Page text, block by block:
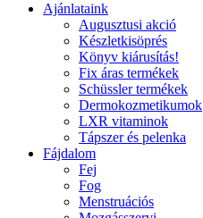
Ajánlataink
Augusztusi akció
Készletkisöprés
Könyv kiárusítás!
Fix áras termékek
Schüssler termékek
Dermokozmetikumok
LXR vitaminok
Tápszer és pelenka
Fájdalom
Fej
Fog
Menstruációs